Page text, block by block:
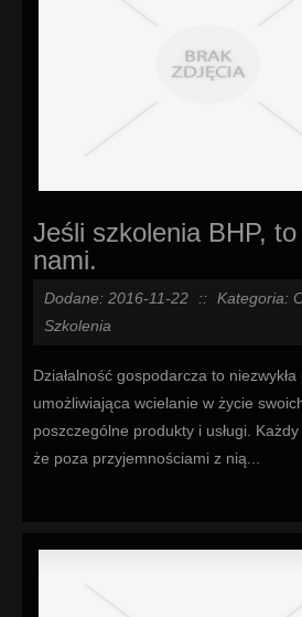
Jeśli szkolenia BHP,
nami.
Dodane: 2016-11-22 ::
Kategoria:
Szkolenia
Działalność gospodarcza to
umożliwiająca wcielanie w życie
poszczególne produkty i usługi. Każdy
że poza przyjemnościami z nią...